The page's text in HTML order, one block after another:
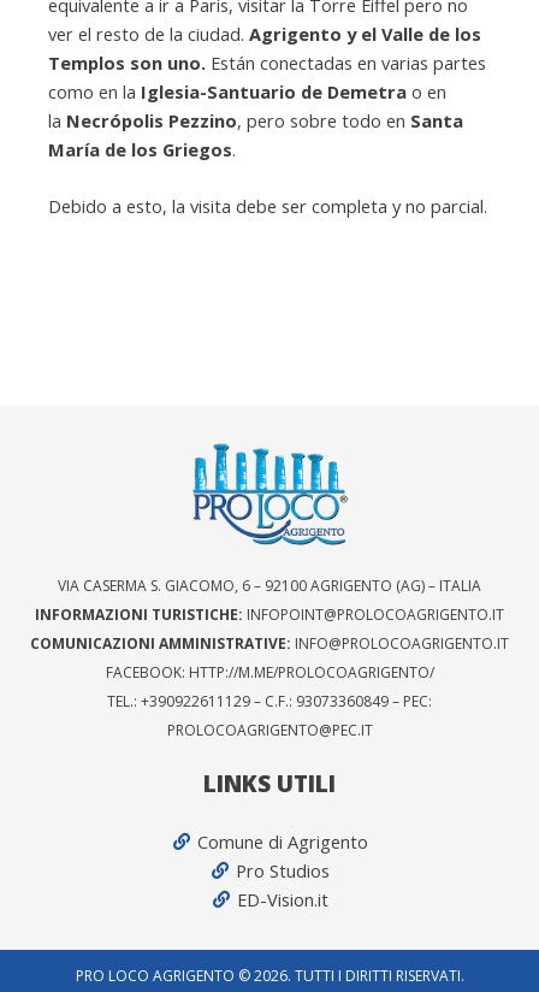
ver el resto de la ciudad. Agrigento y el Valle de los
Templos son uno. Están conectadas en varias partes
como en la Iglesia-Santuario de Demetra o en
la Necrópolis Pezzino, pero sobre todo en Santa
María de los Griegos.
Debido a esto, la visita debe ser completa y no parcial.
VIA CASERMA S. GIACOMO, 6 – 92100 AGRIGENTO (AG) – ITALIA
INFORMAZIONI TURISTICHE: INFOPOINT@PROLOCOAGRIGENTO.IT
COMUNICAZIONI AMMINISTRATIVE: INFO@PROLOCOAGRIGENTO.IT
FACEBOOK: HTTP://M.ME/PROLOCOAGRIGENTO/
TEL.: +390922611129 – C.F.: 93073360849 – PEC:
PROLOCOAGRIGENTO@PEC.IT
LINKS UTILI
Comune di Agrigento
Pro Studios
ED-Vision.it
PRO LOCO AGRIGENTO © 2026. TUTTI I DIRITTI RISERVATI.